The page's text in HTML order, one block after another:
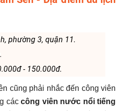
phường 3, quận 11.
- 150.000đ.
cũng phải nhắc đến công viên
cáccông viên nước nổi tiếng